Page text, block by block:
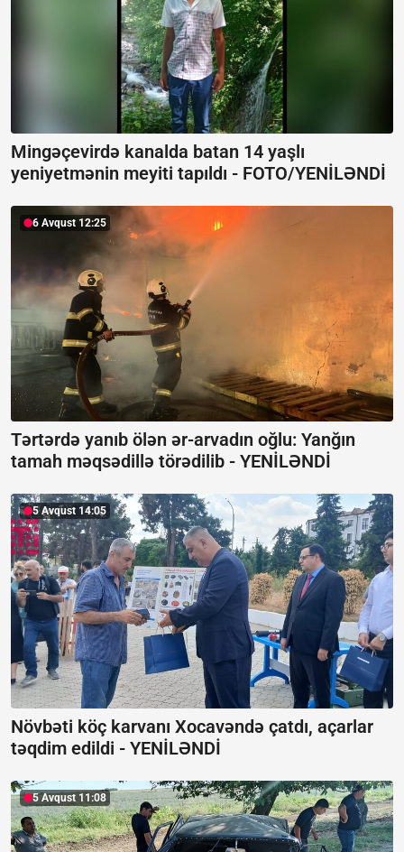
Mingəçevirdə kanalda batan 14 yaşlı
yeniyetmənin meyiti tapıldı - FOTO/YENİLƏNDİ
6 Avqust 12:25
Tərtərdə yanıb ölən ər-arvadın oğlu: Yanğın
tamah məqsədillə törədilib - YENİLƏNDİ
5 Avqust 14:05
Növbəti köç karvanı Xocavəndə çatdı, açarlar
təqdim edildi - YENİLƏNDİ
5 Avqust 11:08